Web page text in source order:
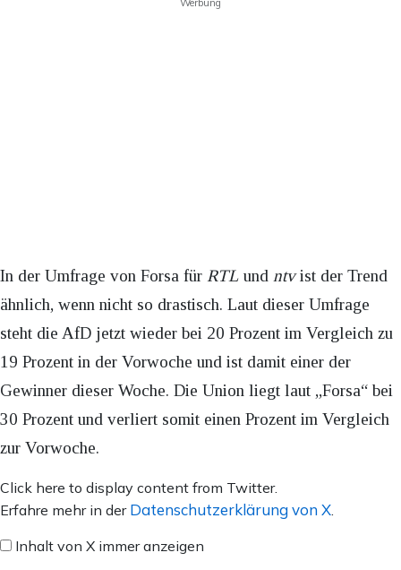
Werbung
In der Umfrage von Forsa für RTL und ntvist der Trend
ähnlich, wenn nicht so drastisch. Laut dieser Umfrage
steht die AfD jetzt wieder bei 20 Prozent im Vergleich zu
19 Prozent in der Vorwoche und ist damit einer der
Gewinner dieser Woche. Die Union liegt laut „Forsa“ bei
30 Prozent und verliert somit einen Prozent im Vergleich
zur Vorwoche.
Inhalt
von
anzeigen
Click here to display content from Twitter.
Erfahre mehr in der Datenschutzerklärung von X.
Inhalt von X immer anzeigen